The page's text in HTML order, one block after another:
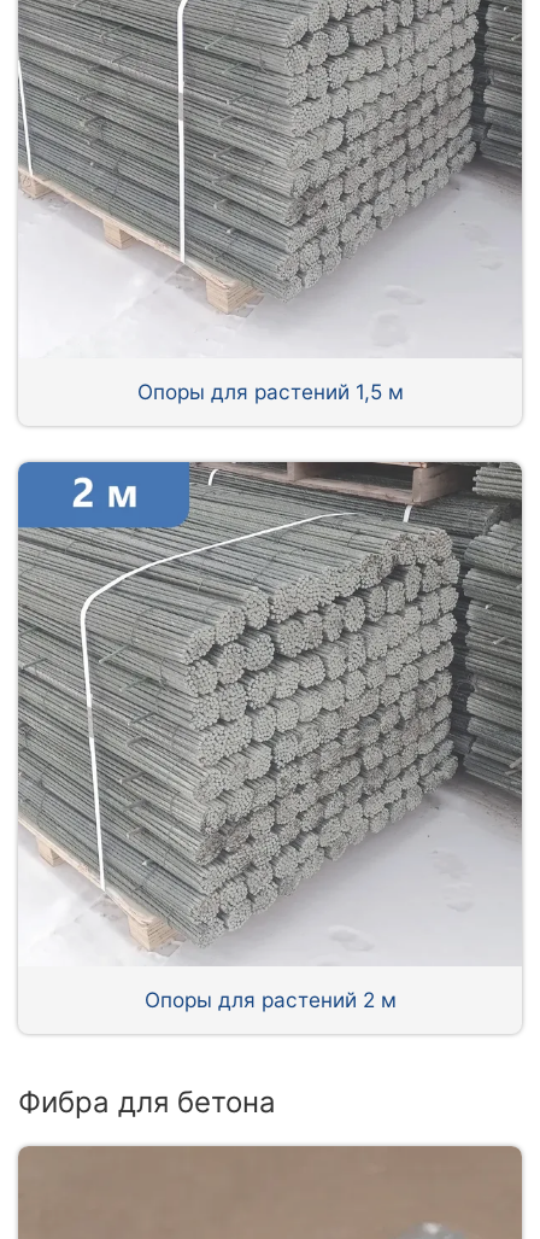
Опоры для растений 1,5 м
Опоры для растений 2 м
Фибра для бетона